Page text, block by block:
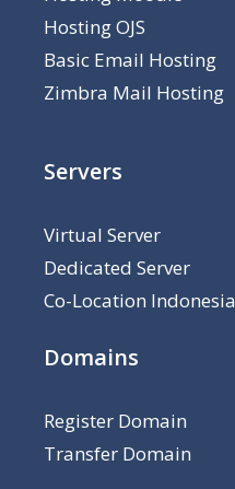
Hosting OJS
Basic Email Hosting
Zimbra Mail Hosting
Servers
Virtual Server
Dedicated Server
Co-Location Indonesia
Domains
Register Domain
Transfer Domain